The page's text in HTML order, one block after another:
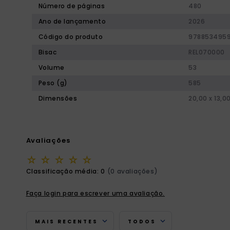
Número de páginas
480
Ano de lançamento
2026
Código do produto
Bisac
REL070000
Volume
53
Peso (g)
585
Dimensões
20,00 x 13,00
Avaliações
☆ ☆ ☆ ☆ ☆
Classificação média: 0 (0 avaliações)
Faça login para escrever uma avaliação.
MAIS RECENTES TODOS